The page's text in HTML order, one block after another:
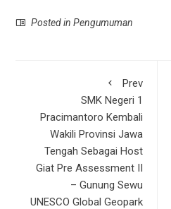
Posted inPengumuman
Prev
SMK Negeri 1
Pracimantoro Kembali
Wakili Provinsi Jawa
Tengah Sebagai Host
Giat Pre Assessment II
– Gunung Sewu
UNESCO Global Geopark